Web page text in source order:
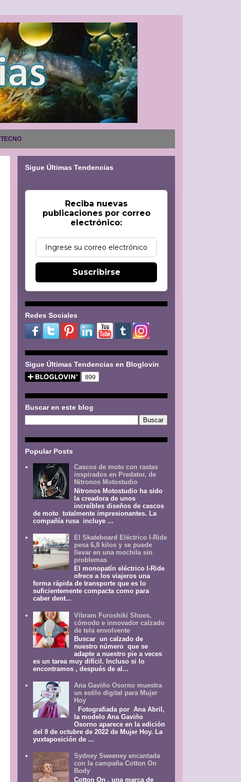
TECNO
Sigue Últimas Tendencias
Reciba nuevas
publicaciones por correo
electrónico:
Suscribirse
Redes Sociales
Sigue Últimas Tendencias en Bloglovin
Buscar en este blog
Popular Posts
Cascos de moto con rastas
inspirados en Predator, de
Nitronos Motostudio
Nitronos Motostudio ha sido
la creadora de unos
increíbles diseños de cascos
de moto totalmente impresionantes. La
compañía rusa incluye ...
El Skateboard Eléctrico I-Ride
pesa 6,8 kilos y se puede
llevar en una mochila sin
problemas
El monopatín eléctrico I-Ride
ofrece a los viajeros una
forma rápida de transporte que es lo
suficientemente compacta como para
caber dent...
Vibram Furoshiki Shoes,
cómodo e innovador calzado
de tela envolvente
Buscar un calzado de
nuestro número que se
adapte a nuestro pie a veces
es un tarea muy difícil. Incluso si lo
encontramos , después de al...
Ana Gaviño Osorno muestra
un estilo digital para Mujer
Hoy
Fotografiada por Ana Abril,
la modelo Ana Gaviño
Osorno aparece en la edición
del 8 de octubre de 2022 de Mujer Hoy. La
yuxtaposición de ...
Sydney Sweeney encantada
con la campaña Cotton On
Body
Cotton On , una marca de